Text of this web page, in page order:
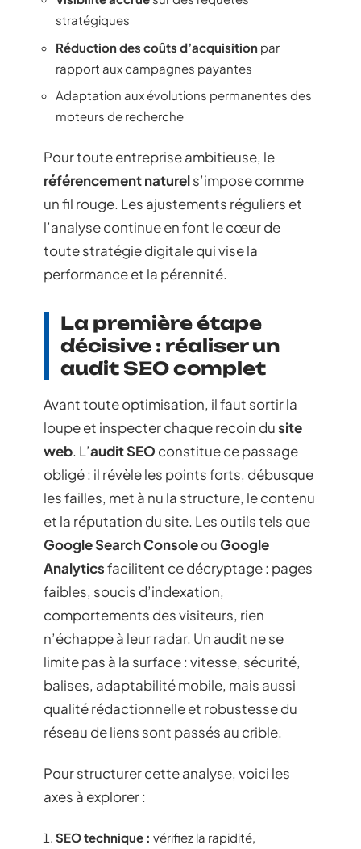
stratégiques
Réduction des coûts d’acquisition par
rapport aux campagnes payantes
Adaptation aux évolutions permanentes des
moteurs de recherche
Pour toute entreprise ambitieuse, le
référencement naturels’impose comme
un fil rouge. Les ajustements réguliers et
l’analyse continue en font le cœur de
toute stratégie digitale qui vise la
performance et la pérennité.
La première étape
décisive : réaliser un
audit SEO complet
Avant toute optimisation, il faut sortir la
loupe et inspecter chaque recoin dusite
web. L’audit SEO constitue ce passage
obligé : il révèle les points forts, débusque
les failles, met à nu la structure, le contenu
et la réputation du site. Les outils tels que
Google Search ConsoleouGoogle
Analyticsfacilitent ce décryptage : pages
faibles, soucis d’indexation,
comportements des visiteurs, rien
n’échappe à leur radar. Un audit ne se
limite pas à la surface : vitesse, sécurité,
balises, adaptabilité mobile, mais aussi
qualité rédactionnelle et robustesse du
réseau de liens sont passés au crible.
Pour structurer cette analyse, voici les
axes à explorer :
SEO technique : vérifiez la rapidité,